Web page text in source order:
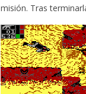
misión. Tras